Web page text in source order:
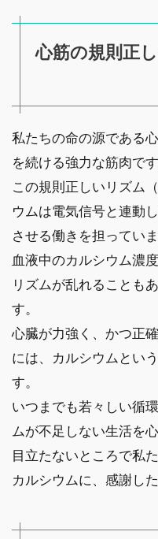
心筋の規則正
私たちの命の源である
を続ける強力な筋肉です
この規則正しいリズム
ウムは電気信号と連動
させる働きを担ってい
血液中のカルシウム濃
リズムが乱れることも
す。
心臓が力強く、かつ正
には、カルシウムとい
す。
いつまでも若々しい循
ムが不足しない生活を
目立たないところで私
カルシウムに、感謝し